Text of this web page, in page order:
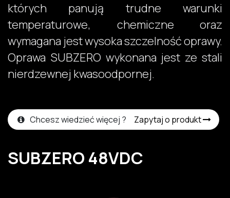
których panują trudne warunki
temperaturowe, chemiczne oraz
wymagana jest wysoka szczelność oprawy.
Oprawa SUBZERO wykonana jest ze stali
nierdzewnej kwasoodpornej.
Chcesz wiedzieć więcej ? Zapytaj o produkt
SUBZERO 48VDC